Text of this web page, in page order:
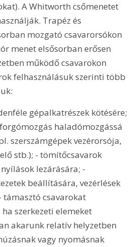
A Whitworth csőmenetet
Trapéz és
mozgató csavarorsókon
menet elsősorban erősen
működő csavarokon
felhasználásuk szerinti több
gépalkatrészek kötésére;
haladómozgássá
szerszámgépek vezérorsója,
stb.); - tömítőcsavarok
lezárására; -
beállítására, vezérlések
támasztó csavarokat
szerkezeti elemeket
akarunk relatív helyzetben
vagy nyomásnak